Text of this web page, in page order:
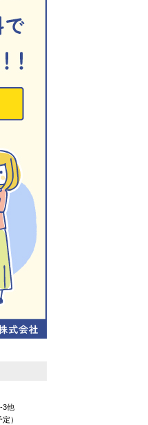
3他
）